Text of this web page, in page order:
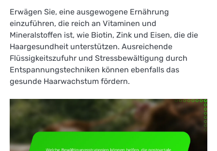
Erwägen Sie, eine ausgewogene Ernährung
einzuführen, die reich an Vitaminen und
Mineralstoffen ist, wie Biotin, Zink und Eisen, die die
Haargesundheit unterstützen. Ausreichende
Flüssigkeitszufuhr und Stressbewältigung durch
Entspannungstechniken können ebenfalls das
gesunde Haarwachstum fördern.